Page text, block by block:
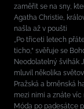
zaměřit se na sny,
Agatha Christie,
našla až v poušti
„Po třiceti letech
ticho,“ svěřuje se
Neodolatelný švihák
mluvil několika
Pražská a brněnská
mezi nimi a znáte víc
Móda po padesátce